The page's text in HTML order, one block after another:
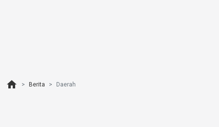
home Berita Daerah